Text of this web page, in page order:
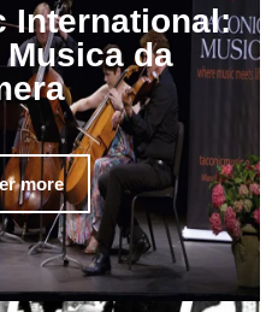
International:
da
more